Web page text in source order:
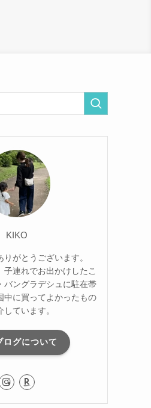
KIKO
がとうございます。
子連れでお出かけしたこ
バングラデシュに駐在帯
中に買ってよかったもの
ています。
ログについて